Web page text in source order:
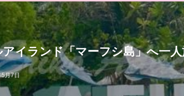
イランド「マーフシ島」へ一
月7日